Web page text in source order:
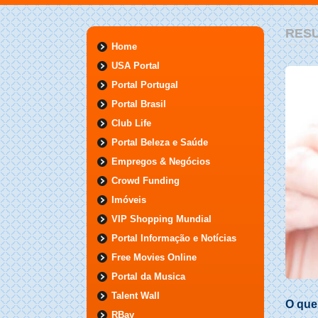
Home
USA Portal
Portal Portugal
Portal Brasil
Club Life
Portal Beleza e Saúde
Empregos & Negócios
Crowd Funding
Imóveis
VIP Shopping Mundial
Portal Informação e Notícias
Free Movies Online
Portal da Musica
Talent Wall
RBay
O